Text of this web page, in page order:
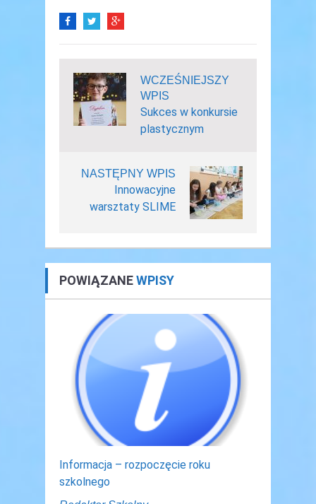
WCZEŚNIEJSZY
WPIS
Sukces w konkursie
plastycznym
NASTĘPNY WPIS
Innowacyjne
warsztaty SLIME
POWIĄZANEWPISY
Informacja – rozpoczęcie roku
szkolnego